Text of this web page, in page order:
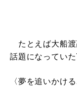
たとえば大船渡
話題になっていた
〈夢を追いかけ